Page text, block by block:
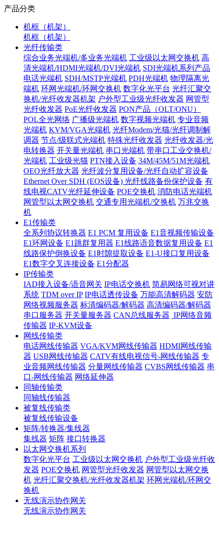
产品分类
机框（机架）
机框（机架）
光纤传输类
综合业务光端机/多业务光端机 工业级以太网交换机 高
清光端机/HDMI光端机/DVI光端机 SDI光端机系列产品
电话光端机 SDH/MSTP光端机 PDH光端机 物理隔离光
端机 环网光端机/环网交换机 数字化光平台 光纤汇聚交
换机/光纤收发器机架 户外型工业级光纤收发器 网管型
光纤收发器 PoE光纤收发器 PON产品（OLT/ONU）
POL全光网络 广播级光端机 数字视频光端机 专业音频
光端机 KVM/VGA光端机 光纤Modem/光猫/光纤调制解
调器 节点/级联式光端机 特殊光纤收发器 光纤收发器/光
电转换器 开关量光端机 串口光端机 带串口工业交换机/
光端机 工业级光猫 PTN接入设备 34M/45M/51M光端机
OEO光纤放大器 光纤波分复用设备/光纤自动扩容设备
Ethernet Over SDH (EOS设备) 光纤线路备份保护设备 有
线电视CATV光纤延伸设备 POE交换机 消防电话光端机
网管型以太网交换机 交通专用光端机/交换机 万兆交换
机
E1传输类
全系列协议转换器 E1 PCM 复用设备 E1音视频传输设备
E1环网设备 E1跳群复用器 E1线路语音数据复用设备 E1
线路保护倒换设备 E1时隙提取设备 E1-U接口复用设备
E1数字交叉连接设备 E1分配器
IP传输类
IAD接入设备/语音网关 IP电话交换机 简易网络可视对讲
系统 TDM over IP IP电话透传设备 万能高清解码器 安防
网络视频服务器 标清编码器/解码器 高清编码器/解码器
串口服务器 开关量服务器 CAN总线服务器 IP网络音频
传输器 IP-KVM设备
网线传输类
电话网线传输器 VGA/KVM网线传输器 HDMI网线传输
器 USB网线传输器 CATV有线电视信号-网线传输器 专
业音频网线传输器 分量网线传输器 CVBS网线传输器 串
口-网线传输器 网络延伸器
同轴传输类
同轴线传输器
被复线传输类
被复线传输设备
矩阵/转换器/集线器
集线器 矩阵 接口转换器
以太网交换机系列
数字化光平台 工业级以太网交换机 户外型工业级光纤收
发器 POE交换机 网管型光纤收发器 网管型以太网交换
机 光纤汇聚交换机/光纤收发器机架 环网光端机/环网交
换机
无线演示协作网关
无线演示协作网关